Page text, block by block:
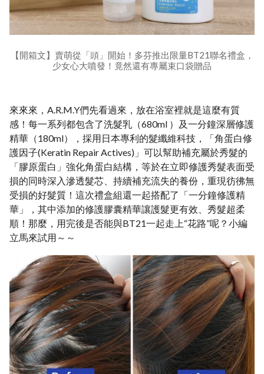
【開箱文】賣萌從「頭」開始！多芬推出限量BT21聯名禮盒，
少女心大噴發！竟然還有專屬束口袋贈品
來來來，A.R.M.Y們先看過來，放在浴室裡就是這麼有質
感！每一系列都包含了洗髮乳（680ml ）及一分鐘深層修護
精華（180ml），採用日本專利的髮纖維科技，「角蛋白修
護因子(Keratin Repair Actives)」可以幫助補充屬於秀髮的
「膠原蛋白」強化角蛋白結構，等於在立即修護秀髮表面受
損的同時深入滲透髮芯、持續補充流失的養份，重現彷彿無
受損的好髮質！這次禮盒組還一起搭配了「一分鐘修護精
華」，其中添加的修護膠囊精華讓護髮更有效、秀髮超柔
順！那麼，用完後是否能與BT21一起走上“花路”呢？小編
立馬來試用～～